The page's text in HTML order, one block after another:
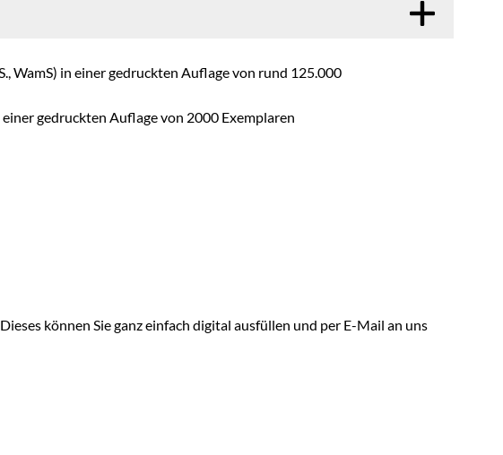
WamS) in einer gedruckten Auflage von rund 125.000
gedruckten Auflage von 2000 Exemplaren
können Sie ganz einfach digital ausfüllen und per E-Mail an uns